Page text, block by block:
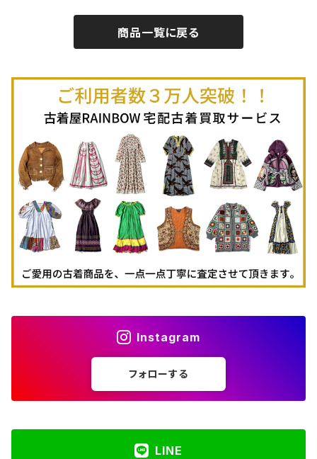
古着ポロシャツ
古着長袖ポロシャツ
古着スウェット
古着パーカー
古着タンクトップ
古着羽織り
古着ミニ丈スカート (丈56-75cm)
Autumn / Winter
商品一覧に戻る
Instagram
フォローする
LINE